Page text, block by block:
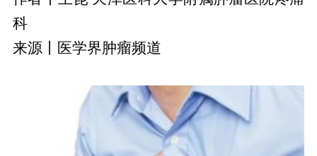
科
来源丨医学界肿瘤频道